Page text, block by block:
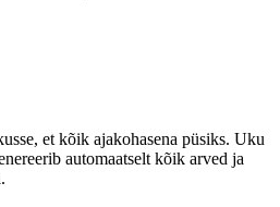
et kõik ajakohasena püsiks. Uku
automaatselt kõik arved ja